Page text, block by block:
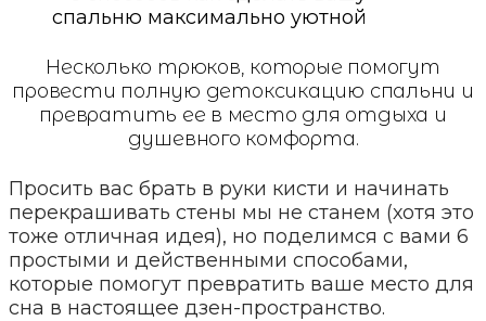
Несколько трюков, которые помогут
провести полную детоксикацию спальни и
превратить ее в место для отдыха и
душевного комфорта.
Просить вас брать в руки кисти и начинать
перекрашивать стены мы не станем (хотя это
тоже отличная идея), но поделимся с вами 6
простыми и действенными способами,
которые помогут превратить ваше место для
сна в настоящее дзен-пространство.